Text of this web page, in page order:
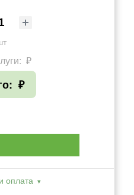
₽
₽
оплата